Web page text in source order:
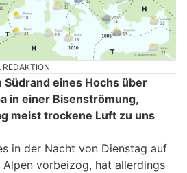
REDAKTION
Südrand eines Hochs über
in einer Bisenströmung,
meist trockene Luft zu uns
in der Nacht von Dienstag auf
vorbeizog, hat allerdings